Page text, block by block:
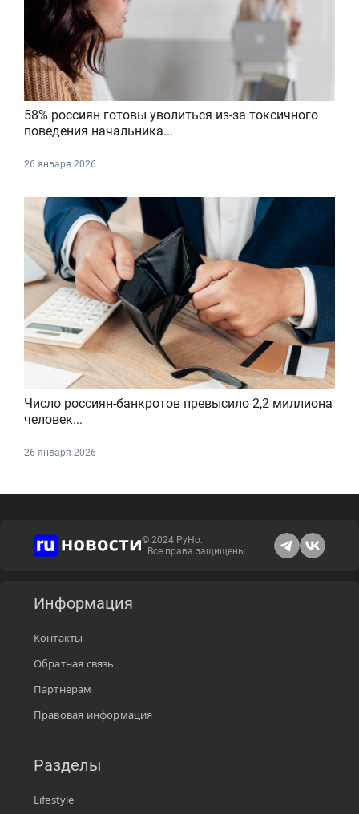
58% россиян готовы уволиться из-за токсичного
поведения начальника...
26 января 2026
Число россиян-банкротов превысило 2,2 миллиона
человек...
26 января 2026
© 2024 РуНо.
Все права защищены
Информация
Контакты
Обратная связь
Партнерам
Правовая информация
Разделы
Lifestyle